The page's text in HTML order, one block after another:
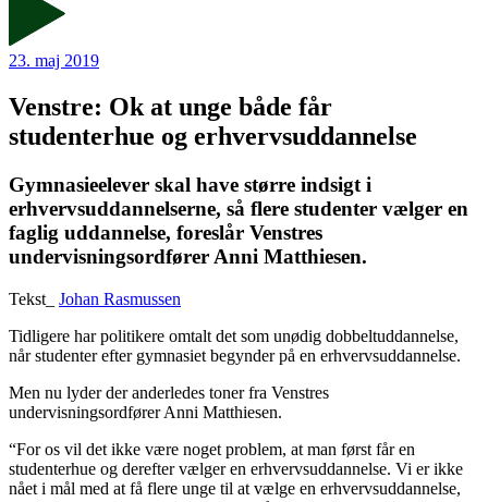
23. maj 2019
Venstre: Ok at unge både får
studenterhue og erhvervsuddannelse
Gymnasieelever skal have større indsigt i
erhvervsuddannelserne, så flere studenter vælger en
faglig uddannelse, foreslår Venstres
undervisningsordfører Anni Matthiesen.
Tekst_ Johan Rasmussen
Tidligere har politikere omtalt det som unødig dobbeltuddannelse,
når studenter efter gymnasiet begynder på en erhvervsuddannelse.
Men nu lyder der anderledes toner fra Venstres
undervisningsordfører Anni Matthiesen.
“For os vil det ikke være noget problem, at man først får en
studenterhue og derefter vælger en erhvervsuddannelse. Vi er ikke
nået i mål med at få flere unge til at vælge en erhvervsuddannelse,